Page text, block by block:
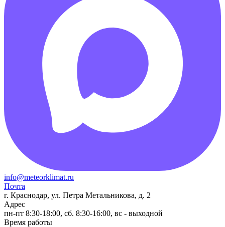
info@meteorklimat.ru
Почта
г. Краснодар, ул. Петра Метальникова, д. 2
Адрес
пн-пт 8:30-18:00, сб. 8:30-16:00, вс - выходной
Время работы